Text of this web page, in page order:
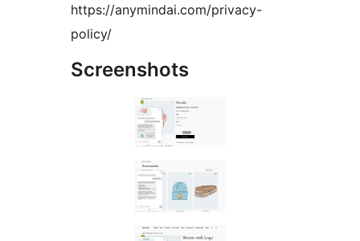
https://anymindai.com/privacy-
policy/
Screenshots